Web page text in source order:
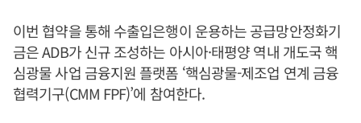
이번 협약을 통해 수출입은행이 운용하는 공급망안정화기
금은 ADB가 신규 조성하는 아시아·태평양 역내 개도국 핵
심광물 사업 금융지원 플랫폼 ‘핵심광물-제조업 연계 금융
협력기구(CMM FPF)’에 참여한다.